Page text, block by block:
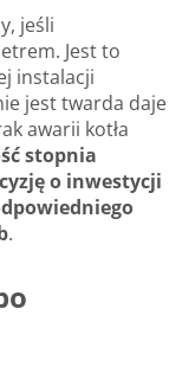
jeśli
Jest to
instalacji
jest twarda daje
awarii kotła
stopnia
o inwestycji
.